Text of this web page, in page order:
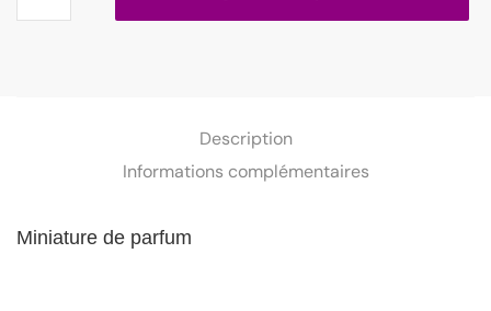
Description
Informations complémentaires
Miniature de parfum